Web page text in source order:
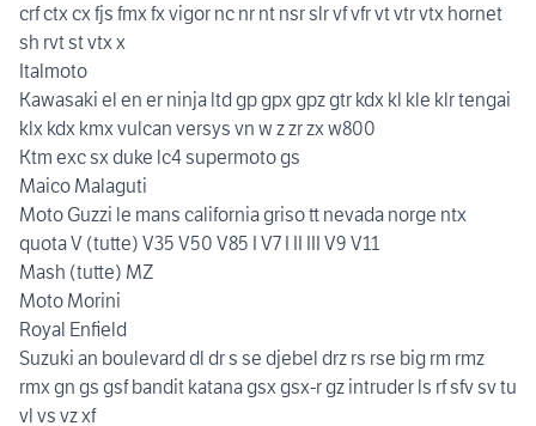
crf ctx cx fjs fmx fx vigor nc nr nt nsr slr vf vfr vt vtr vtx hornet
sh rvt st vtx x
Italmoto
Kawasaki el en er ninja ltd gp gpx gpz gtr kdx kl kle klr tengai
klx kdx kmx vulcan versys vn w z zr zx w800
Ktm exc sx duke lc4 supermoto gs
Maico Malaguti
Moto Guzzi le mans california griso tt nevada norge ntx
quota V (tutte) V35 V50 V85 I V7 I II III V9 V11
Mash (tutte) MZ
Moto Morini
Royal Enfield
Suzuki an boulevard dl dr s se djebel drz rs rse big rm rmz
rmx gn gs gsf bandit katana gsx gsx-r gz intruder ls rf sfv sv tu
vl vs vz xf